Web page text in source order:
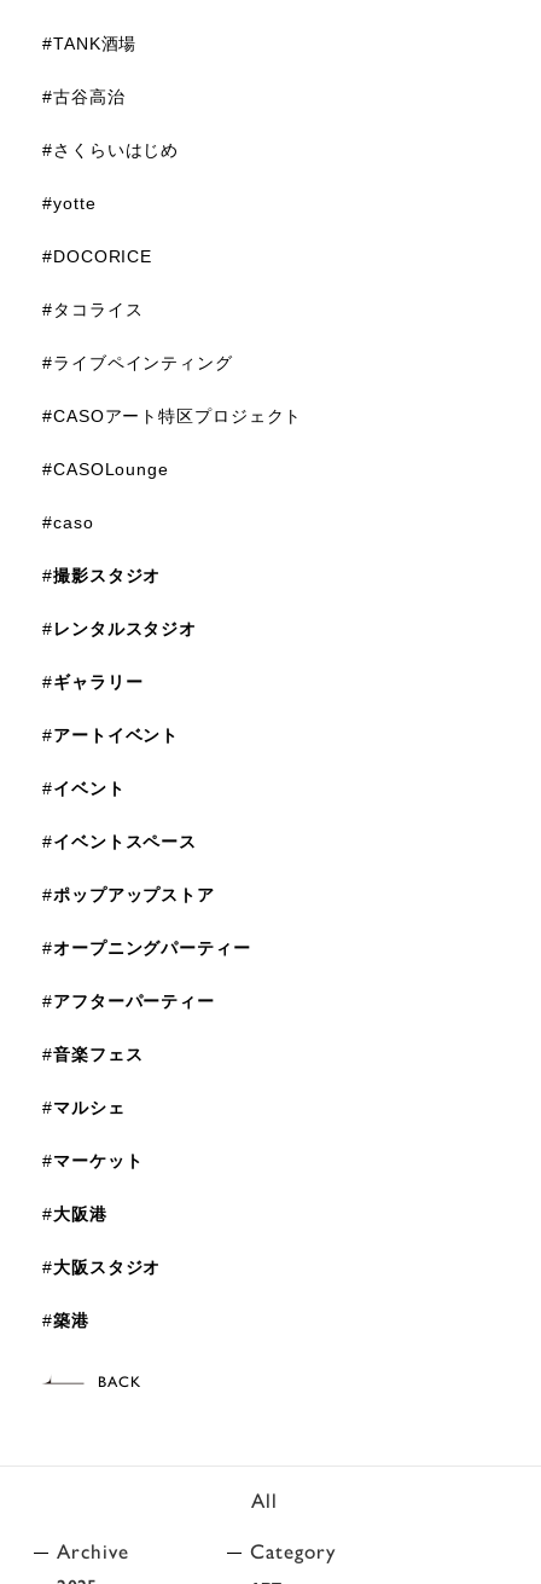
All
Archive
Category
#TANK酒場
#古谷高治
#さくらいはじめ
#yotte
#DOCORICE
#タコライス
#ライブペインティング
#CASOアート特区プロジェクト
#CASOLounge
#caso
#撮影スタジオ
#レンタルスタジオ
#ギャラリー
#アートイベント
#イベント
#イベントスペース
#ポップアップストア
#オープニングパーティー
#アフターパーティー
#音楽フェス
#マルシェ
#マーケット
#大阪港
#大阪スタジオ
#築港
BACK